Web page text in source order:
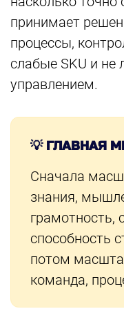
принимает
процессы,
слабые SKU и не
управлением.
💡 ГЛАВНАЯ
Сначала
знания,
грамотность,
способность
потом
команда,